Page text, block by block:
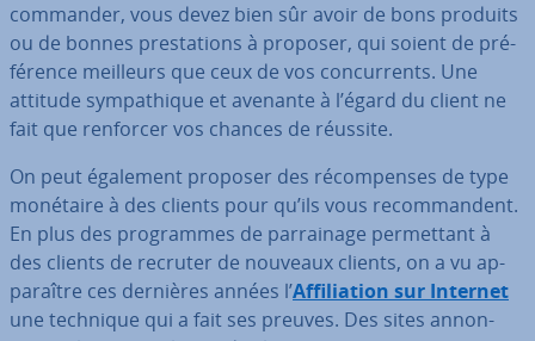
com­man­der, vous devez bien sûr avoir de bons produits
ou de bonnes pres­ta­tions à proposer, qui soient de pré­
fé­rence meilleurs que ceux de vos con­cur­rents. Une
attitude sym­pa­thique et avenante à l’égard du client ne
fait que renforcer vos chances de réussite.
On peut également proposer des ré­com­penses de type
monétaire à des clients pour qu’ils vous re­com­man­dent.
En plus des pro­grammes de par­rai­nage per­met­tant à
des clients de recruter de nouveaux clients, on a vu ap­
pa­raître ces dernières années l’Af­fi­lia­tion sur Internet
une technique qui a fait ses preuves. Des sites an­non­